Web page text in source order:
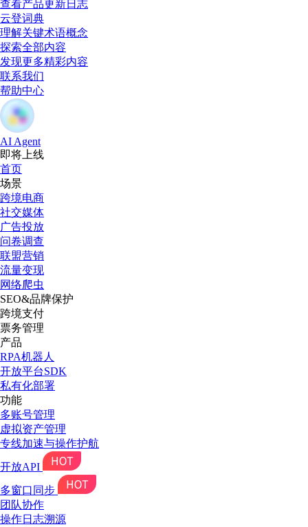
查看产品更新日志
云登词典
理解关键术语概念
探索全部内容
发现更多精彩内容
联系我们
帮助中心
AI Agent
即将上线
首页
场景
跨境电商
社交媒体
广告投放
问卷调查
联盟营销
流量变现
网络爬虫
SEO&品牌保护
跨境支付
票务管理
产品
RPA机器人
开放平台SDK
私有化部署
功能
多账号管理
虚拟资产管理
专线加速与操作护航
开放API
多窗口同步
团队协作
操作日志溯源